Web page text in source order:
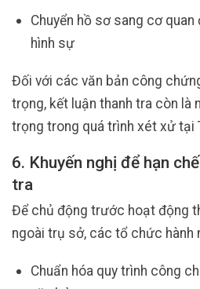
Chuyển hồ sơ sang cơ
hình sự
Đối với các văn bản công
trọng, kết luận thanh tra còn là
trọng trong quá trình xét xử tại
6. Khuyến nghị để hạn
tra
Để chủ động trước hoạt động
ngoài trụ sở, các tổ chức hành
Chuẩn hóa quy trình công